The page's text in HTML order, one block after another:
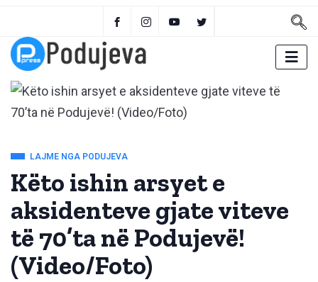
LAJME NGA PODUJEVA
Këto ishin arsyet e
aksidenteve gjate viteve
të 70’ta në Podujevë!
(Video/Foto)